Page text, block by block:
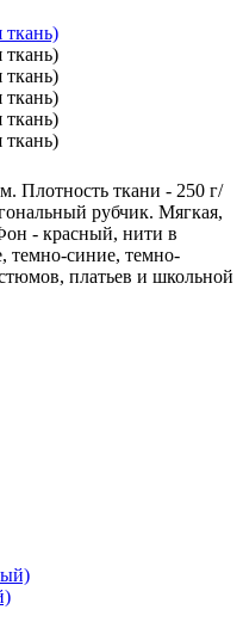
Плотность ткани - 250 г/
рубчик. Мягкая,
- красный, нити в
темно-синие, темно-
платьев и школьной